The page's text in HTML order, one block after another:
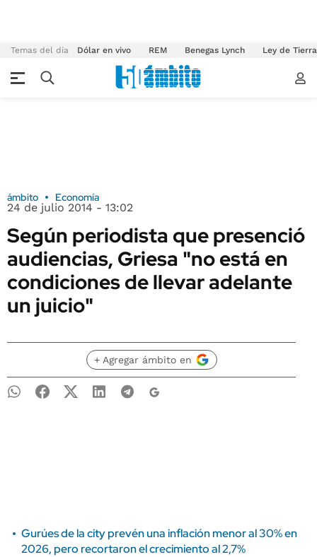
Temas del día Dólar en vivo REM Benegas Lynch Ley de
ámbito Economía
24 de julio 2014 - 13:02
Según periodista que presenció
audiencias, Griesa "no está en
condiciones de llevar adelante
un juicio"
+ Agregar ámbito en
Gurúes de la city prevén una inflación menor al 30% en
2026, pero recortaron el crecimiento al 2,7%